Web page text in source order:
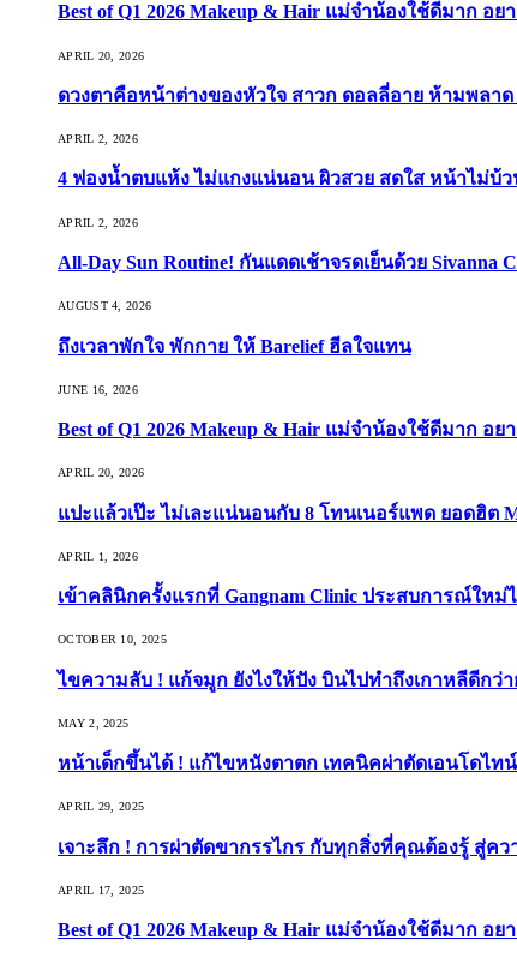
Best of Q1 2026 Makeup & Hair แม่จ๋าน้องใช้ดีมาก อย
APRIL 20, 2026
ดวงตาคือหน้าต่างของหัวใจ สาวก ดอลลี่อาย ห้ามพลาด
APRIL 2, 2026
4 ฟองน้ำตบแห้ง ไม่แกงแน่นอน ผิวสวย สดใส หน้าไม่บ้
APRIL 2, 2026
All-Day Sun Routine! กันแดดเช้าจรดเย็นด้วย Sivanna
AUGUST 4, 2026
ถึงเวลาพักใจ พักกาย ให้ Barelief ฮีลใจแทน
JUNE 16, 2026
Best of Q1 2026 Makeup & Hair แม่จ๋าน้องใช้ดีมาก อย
APRIL 20, 2026
แปะแล้วเป๊ะ ไม่เละแน่นอนกับ 8 โทนเนอร์แพด ยอดฮิต
APRIL 1, 2026
เข้าคลินิกครั้งแรกที่ Gangnam Clinic ประสบการณ์ใหม่
OCTOBER 10, 2025
ไขความลับ ! แก้จมูก ยังไงให้ปัง บินไปทำถึงเกาหลีดีกว่า
MAY 2, 2025
หน้าเด็กขึ้นได้ ! แก้ไขหนังตาตก เทคนิคผ่าตัดเอนโดไ
APRIL 29, 2025
เจาะลึก ! การผ่าตัดขากรรไกร กับทุกสิ่งที่คุณต้องรู้ สู่ค
APRIL 17, 2025
Best of Q1 2026 Makeup & Hair แม่จ๋าน้องใช้ดีมาก อย